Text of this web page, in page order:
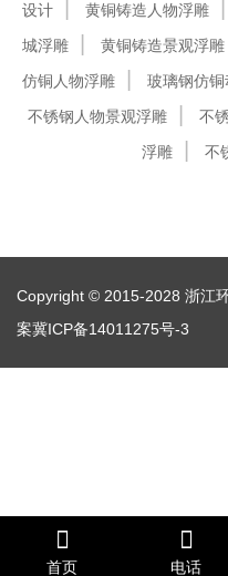
设计
黄铜铸造人物浮雕
城浮雕
黄铜铸造景观浮雕
仿铜人物浮雕
玻璃钢仿
不锈钢人物景观浮雕
不
浮雕
不
Copyright © 2015-2028 浙江
案冀ICP备14011275号-3
首页 电话